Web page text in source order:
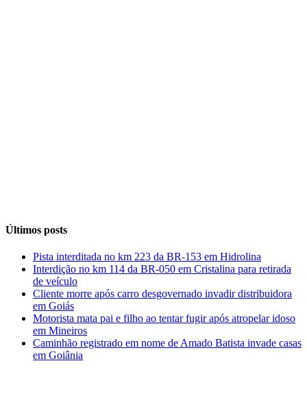
Últimos posts
Pista interditada no km 223 da BR-153 em Hidrolina
Interdição no km 114 da BR-050 em Cristalina para retirada
de veículo
Cliente morre após carro desgovernado invadir distribuidora
em Goiás
Motorista mata pai e filho ao tentar fugir após atropelar idoso
em Mineiros
Caminhão registrado em nome de Amado Batista invade casas
em Goiânia